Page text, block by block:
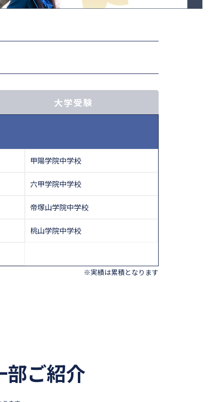
大学受験
甲陽学院中学校
六甲学院中学校
帝塚山学院中学校
桃山学院中学校
※実績は累積となります
部ご紹介